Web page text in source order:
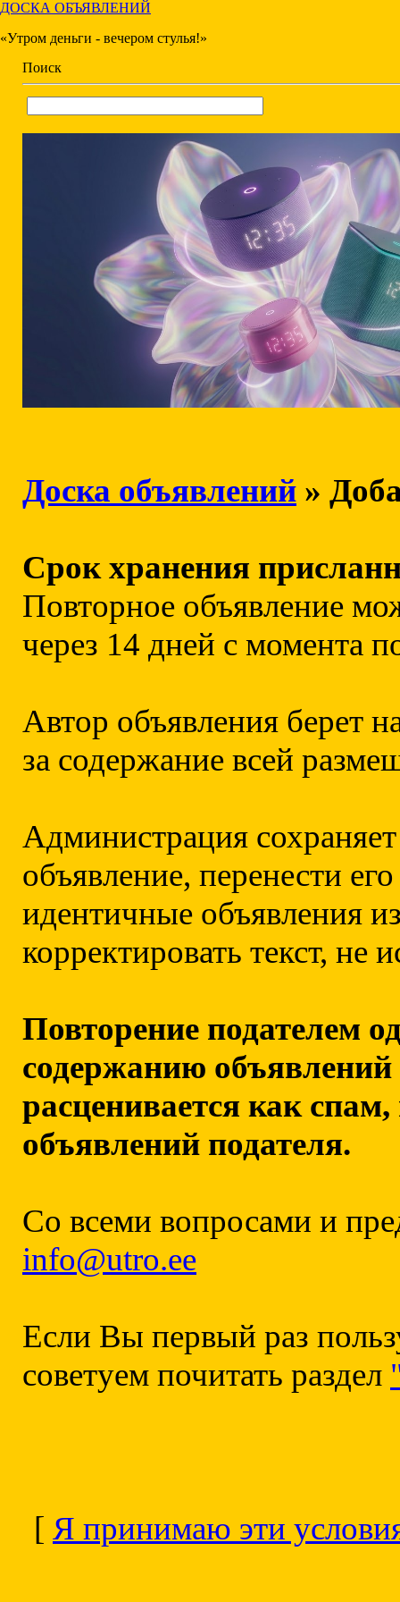
ДОСКА ОБЪЯВЛЕНИЙ
«Утром деньги - вечером стулья!»
Поиск
Доска объявлений »
Срок хранения
Повторное объявление
через 14 дней с момента
Автор объявления берет
за содержание всей
Администрация
объявление, перенести
идентичные объявления
корректировать текст, не
Повторение подателем
содержанию
расценивается как
объявлений подателя.
Cо всеми вопросами и
info@utro.ee
Если Вы первый раз
советуем почитать раздел
[ Я принимаю эти